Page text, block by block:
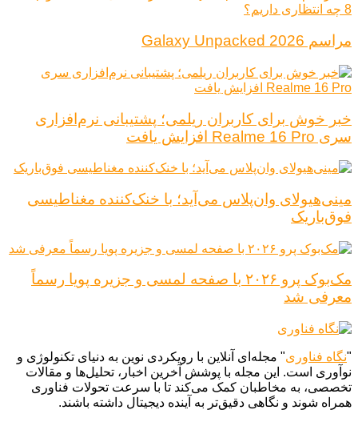
مراسم Galaxy Unpacked 2026
خبر خوش برای کاربران ریلمی؛ پشتیبانی نرم‌افزاری
سری Realme 16 Pro افزایش یافت
مینی‌هیولای وان‌پلاس می‌آید؛ با خنک‌کننده مغناطیسی
فوق‌باریک
مک‌بوک پرو ۲۰۲۶ با صفحه لمسی و جزیره پویا رسماً
معرفی شد
"نگاه فناوری" مجله‌ای آنلاین با رویکردی نوین به دنیای تکنولوژی و
نوآوری است. این مجله با پوشش آخرین اخبار، تحلیل‌ها و مقالات
تخصصی، به مخاطبان کمک می‌کند تا با سرعت تحولات فناوری
همراه شوند و نگاهی دقیق‌تر به آینده دیجیتال داشته باشند.